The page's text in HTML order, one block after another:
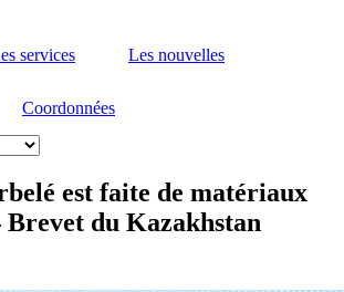
services Les nouvelles
Coordonnées
est faite de matériaux
Brevet du Kazakhstan